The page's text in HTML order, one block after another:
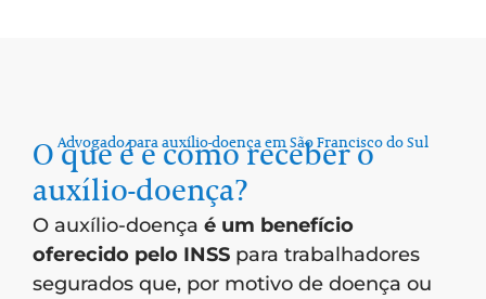
Advogado para auxílio-doença em São Francisco do Sul
O que é e como receber o
auxílio-doença?
O auxílio-doença é um benefício
oferecido pelo INSS para trabalhadores
segurados que, por motivo de doença ou